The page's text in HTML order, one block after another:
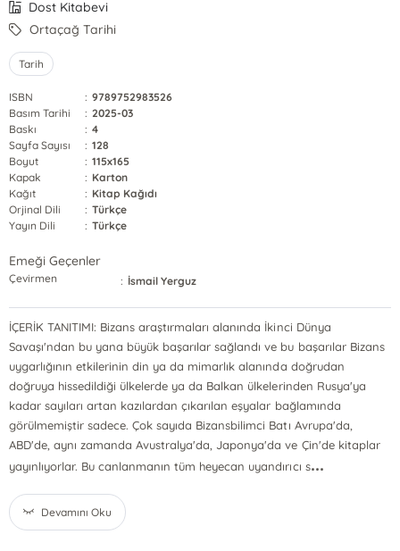
Dost Kitabevi
Ortaçağ Tarihi
Tarih
ISBN : 9789752983526
Basım Tarihi
: 2025-03
Baskı
: 4
Sayfa Sayısı
: 128
Boyut
: 115x165
Kapak
: Karton
Kağıt
: Kitap Kağıdı
Orjinal Dili
: Türkçe
Yayın Dili
: Türkçe
Emeği Geçenler
Çevirmen : İsmail Yerguz
İÇERİK TANITIMI: Bizans araştırmaları alanında İkinci Dünya
Savaşı'ndan bu yana büyük başarılar sağlandı ve bu başarılar Bizans
uygarlığının etkilerinin din ya da mimarlık alanında doğrudan
doğruya hissedildiği ülkelerde ya da Balkan ülkelerinden Rusya'ya
kadar sayıları artan kazılardan çıkarılan eşyalar bağlamında
görülmemiştir sadece. Çok sayıda Bizansbilimci Batı Avrupa'da,
ABD'de, aynı zamanda Avustralya'da, Japonya'da ve Çin'de kitaplar
yayınlıyorlar. Bu canlanmanın tüm heyecan uyandırıcı s...
Devamını Oku